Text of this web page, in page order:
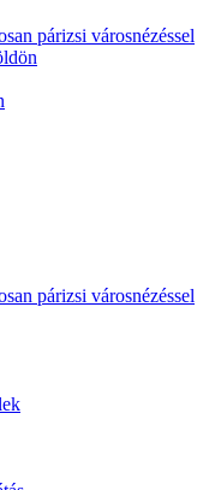
párizsi városnézéssel
párizsi városnézéssel